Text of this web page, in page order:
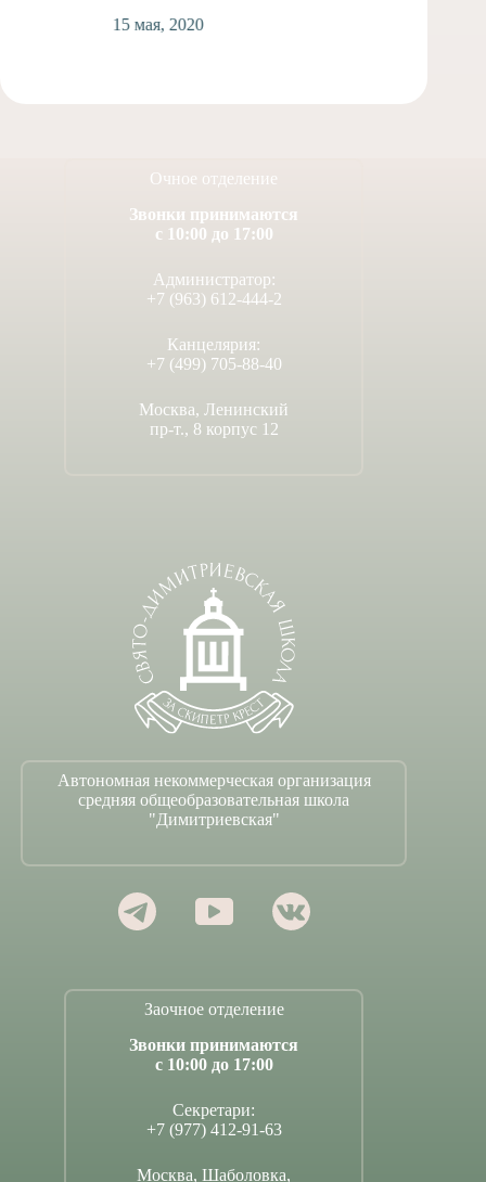
15 мая, 2020
Очное отделение
Звонки принимаются
с 10:00 до 17:00
Администратор:
+7 (963) 612-444-2
Канцелярия:
+7 (499) 705-88-40
Москва, Ленинский
пр-т., 8 корпус 12
Автономная некоммерческая организация
средняя общеобразовательная школа
"Димитриевская"
Заочное отделение
Звонки принимаются
с 10:00 до 17:00
Секретари:
+7 (977) 412-91-63
Москва, Шаболовка,